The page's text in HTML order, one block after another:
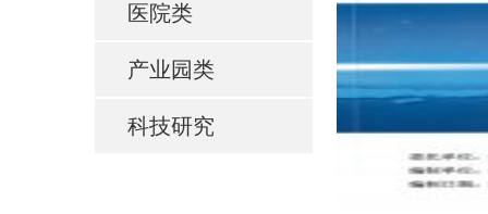
医院类
产业园类
科技研究